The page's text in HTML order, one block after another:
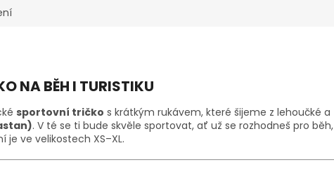
NA BĚH I TURISTIKU
sportovní tričko s krátkým rukávem, které šijeme z lehoučké a
. V té se ti bude skvěle sportovat, ať už se rozhodneš pro běh,
ve velikostech XS–XL.